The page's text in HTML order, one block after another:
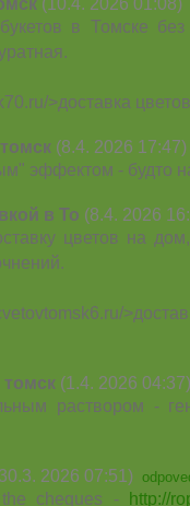
в Томске
>доставка
(8.4. 2026 17:47)
эффектом - будто
в То (8.4. 2026
цветов на
томск (1.4. 2026 04:37)
раствором -
2026 07:51)
cheques - http://